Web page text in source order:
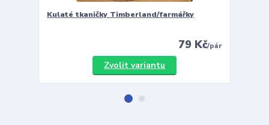
Kulaté tkaničky Timberland/farmářky
79 Kč/pár
Zvolit variantu